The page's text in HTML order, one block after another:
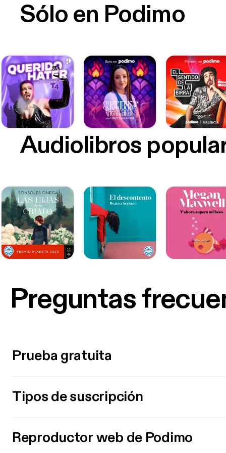
Sólo en Podimo
Audiolibros
Preguntas
Prueba gratuita
Tipos de suscripción
Reproductor web de Podimo